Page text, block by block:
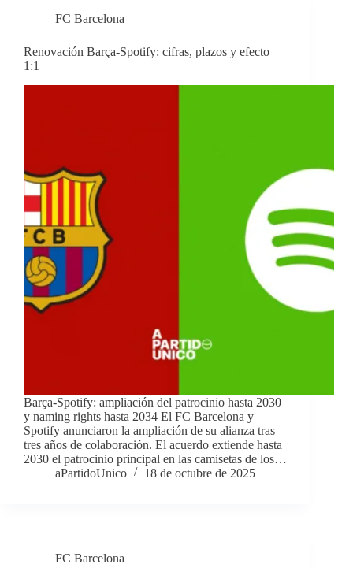
FC Barcelona
Renovación Barça-Spotify: cifras, plazos y efecto
1:1
Barça-Spotify: ampliación del patrocinio hasta 2030
y naming rights hasta 2034 El FC Barcelona y
Spotify anunciaron la ampliación de su alianza tras
tres años de colaboración. El acuerdo extiende hasta
2030 el patrocinio principal en las camisetas de los…
aPartidoUnico
18 de octubre de 2025
FC Barcelona